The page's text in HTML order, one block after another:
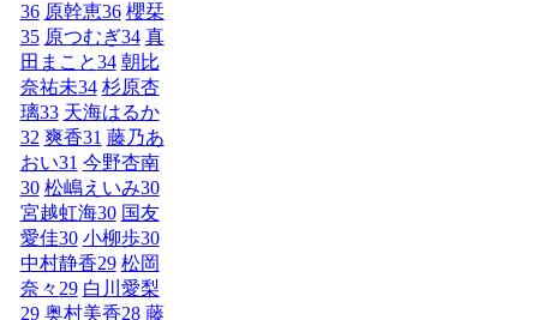
36 原幹恵36 櫻栞
35 原つむぎ34 真
田まこと34 朝比
奈祐未34 杉原杏
璃33 天海はるか
32 爽香31 藤乃あ
おい31 今野杏南
30 松嶋えいみ30
宮越虹海30 国友
愛佳30 小柳歩30
中村静香29 松岡
奈々 29 白川愛梨
29 奥村美香28 藤